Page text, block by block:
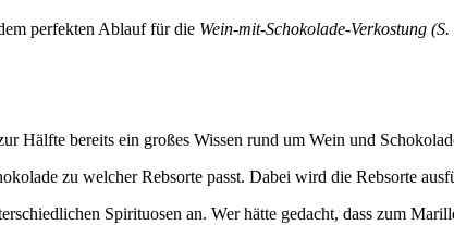
perfekten Ablauf für die Wein-mit-Schokolade-Verkostung (S.
Hälfte bereits ein großes Wissen rund um Wein und
zu welcher Rebsorte passt. Dabei wird die Rebsorte
Spirituosen an. Wer hätte gedacht, dass zum